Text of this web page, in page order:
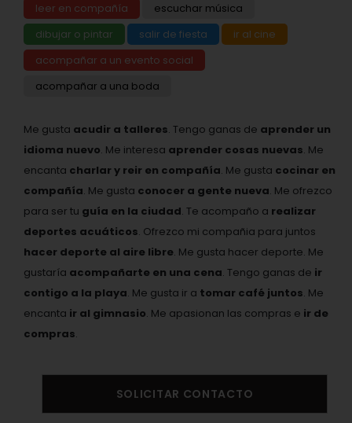
leer en compañía
escuchar música
dibujar o pintar
salir de fiesta
ir al cine
acompañar a un evento social
acompañar a una boda
Me gusta acudir a talleres. Tengo ganas de aprender un
idioma nuevo. Me interesa aprender cosas nuevas. Me
encanta charlar y reir en compañía. Me gusta cocinar en
compañía. Me gusta conocer a gente nueva. Me ofrezco
para ser tu guía en la ciudad. Te acompaño a realizar
deportes acuáticos. Ofrezco mi compañia para juntos
hacer deporte al aire libre. Me gusta hacer deporte. Me
gustaría acompañarte en una cena. Tengo ganas de ir
contigo a la playa. Me gusta ir a tomar café juntos. Me
encanta ir al gimnasio. Me apasionan las compras e ir de
compras.
SOLICITAR CONTACTO